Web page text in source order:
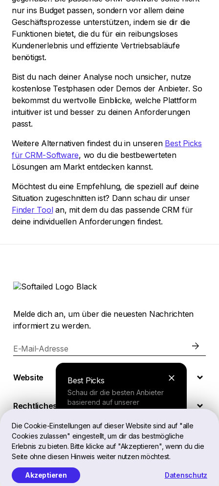
Die Cookie-Einstellungen auf dieser Website sind auf "alle
Cookies zulassen" eingestellt, um dir das bestmögliche
Erlebnis zu bieten. Bitte klicke auf "Akzeptieren", wenn du die
Seite ohne diesen Hinweis weiter nutzen möchtest.
Akzeptieren Datenschutz
nur ins Budget passen, sondern vor allem deine
Geschäftsprozesse unterstützen, indem sie dir die
Funktionen bietet, die du für ein reibungsloses
Kundenerlebnis und effiziente Vertriebsabläufe
benötigst.
Bist du nach deiner Analyse noch unsicher, nutze
kostenlose Testphasen oder Demos der Anbieter. So
bekommst du wertvolle Einblicke, welche Plattform
intuitiver ist und besser zu deinen Anforderungen
passt.
Weitere Alternativen findest du in unseren Best Picks
für CRM-Software, wo du die bestbewerteten
Lösungen am Markt entdecken kannst.
Möchtest du eine Empfehlung, die speziell auf deine
Situation zugeschnitten ist? Dann schau dir unser
Finder Toolan, mit dem du das passende CRM für
deine individuellen Anforderungen findest.
Best Picks
Schau dir die besten Anbieter
basierend auf unserer
Finder Tool
Beantworte ein paar Fragen und
erhalte eine personalisierte
Empfehlung.
Melde dich an, um über die neuesten Nachrichten
informiert zu werden.
E-Mail-Adresse
Website
Rechtliches
DE
Softailed™ Alle Rechte vorbehalten, 2026